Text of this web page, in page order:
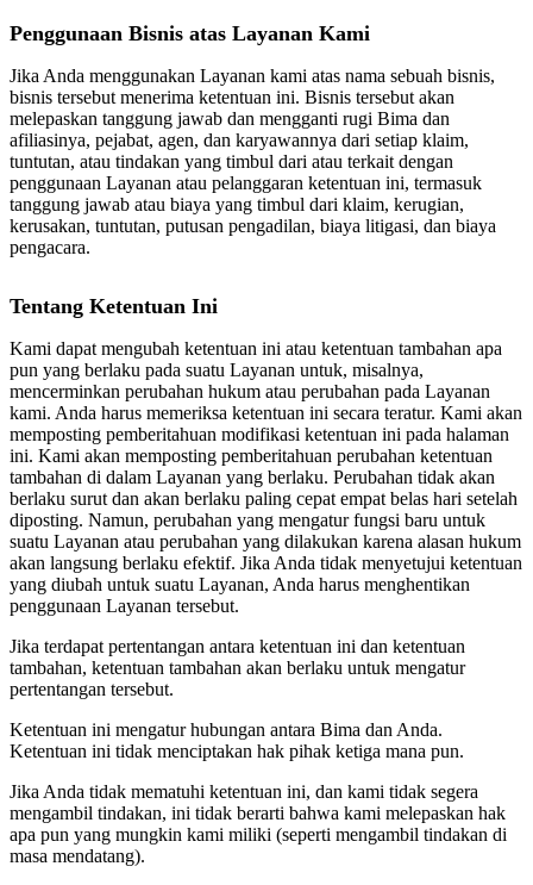
Penggunaan Bisnis atas Layanan Kami
Jika Anda menggunakan Layanan kami atas nama sebuah bisnis,
bisnis tersebut menerima ketentuan ini. Bisnis tersebut akan
melepaskan tanggung jawab dan mengganti rugi Bima dan
afiliasinya, pejabat, agen, dan karyawannya dari setiap klaim,
tuntutan, atau tindakan yang timbul dari atau terkait dengan
penggunaan Layanan atau pelanggaran ketentuan ini, termasuk
tanggung jawab atau biaya yang timbul dari klaim, kerugian,
kerusakan, tuntutan, putusan pengadilan, biaya litigasi, dan biaya
pengacara.
Tentang Ketentuan Ini
Kami dapat mengubah ketentuan ini atau ketentuan tambahan apa
pun yang berlaku pada suatu Layanan untuk, misalnya,
mencerminkan perubahan hukum atau perubahan pada Layanan
kami. Anda harus memeriksa ketentuan ini secara teratur. Kami akan
memposting pemberitahuan modifikasi ketentuan ini pada halaman
ini. Kami akan memposting pemberitahuan perubahan ketentuan
tambahan di dalam Layanan yang berlaku. Perubahan tidak akan
berlaku surut dan akan berlaku paling cepat empat belas hari setelah
diposting. Namun, perubahan yang mengatur fungsi baru untuk
suatu Layanan atau perubahan yang dilakukan karena alasan hukum
akan langsung berlaku efektif. Jika Anda tidak menyetujui ketentuan
yang diubah untuk suatu Layanan, Anda harus menghentikan
penggunaan Layanan tersebut.
Jika terdapat pertentangan antara ketentuan ini dan ketentuan
tambahan, ketentuan tambahan akan berlaku untuk mengatur
pertentangan tersebut.
Ketentuan ini mengatur hubungan antara Bima dan Anda.
Ketentuan ini tidak menciptakan hak pihak ketiga mana pun.
Jika Anda tidak mematuhi ketentuan ini, dan kami tidak segera
mengambil tindakan, ini tidak berarti bahwa kami melepaskan hak
apa pun yang mungkin kami miliki (seperti mengambil tindakan di
masa mendatang).